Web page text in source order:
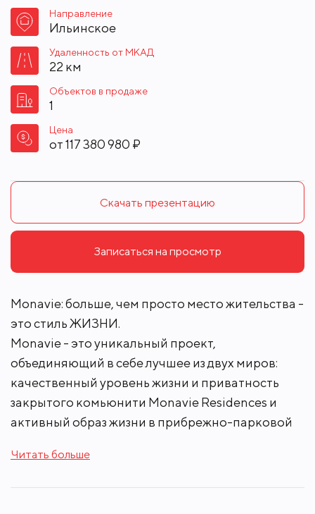
Направление
Ильинское
Удаленность от МКАД
22 км
Объектов в продаже
1
Цена
от117 380 980 ₽
Скачать презентацию
Записаться на просмотр
Monavie: больше, чем просто место жительства -
это стиль ЖИЗНИ.
Monavie - это уникальный проект,
объединяющий в себе лучшее из двух миров:
качественный уровень жизни и приватность
закрытого комьюнити Monavie Residences и
активный образ жизни в прибрежно-парковой
Читать больше